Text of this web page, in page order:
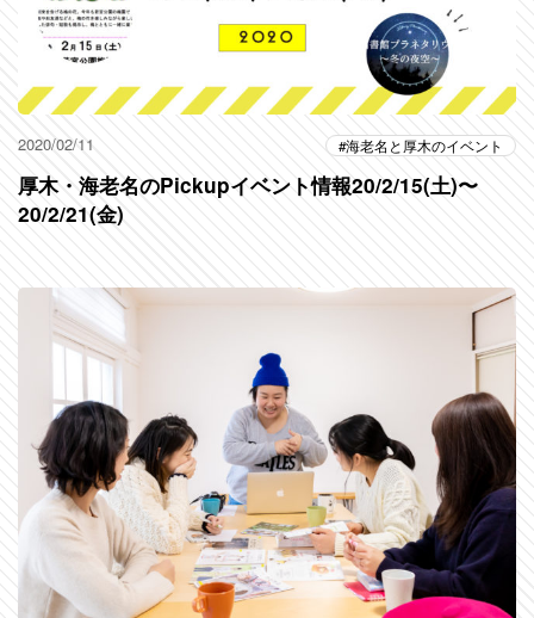
2020/02/11 海老名と厚木のイベント
厚木・海老名のPickupイベント情報20/2/15(土)〜
20/2/21(金)